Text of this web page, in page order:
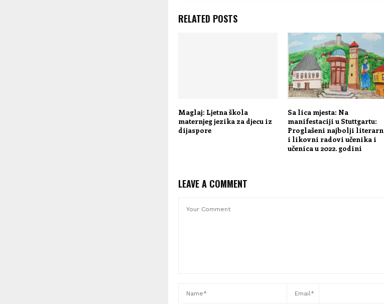
RELATED POSTS
Maglaj: Ljetna škola
maternjeg jezika za djecu iz
dijaspore
Sa lica mjesta: Na
manifestaciji u Stuttgartu:
Proglašeni najbolji
i likovni radovi učenika i
učenica u 2022. godini
LEAVE A COMMENT